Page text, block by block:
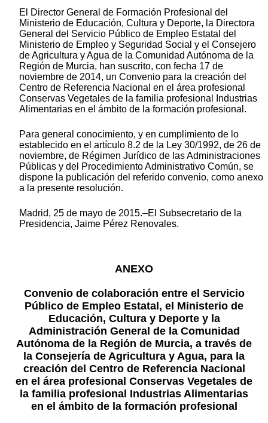
El Director General de Formación Profesional del
Ministerio de Educación, Cultura y Deporte, la Directora
General del Servicio Público de Empleo Estatal del
Ministerio de Empleo y Seguridad Social y el Consejero
de Agricultura y Agua de la Comunidad Autónoma de la
Región de Murcia, han suscrito, con fecha 17 de
noviembre de 2014, un Convenio para la creación del
Centro de Referencia Nacional en el área profesional
Conservas Vegetales de la familia profesional Industrias
Alimentarias en el ámbito de la formación profesional.
Para general conocimiento, y en cumplimiento de lo
establecido en el artículo 8.2 de la Ley 30/1992, de 26 de
noviembre, de Régimen Jurídico de las Administraciones
Públicas y del Procedimiento Administrativo Común, se
dispone la publicación del referido convenio, como anexo
a la presente resolución.
Madrid, 25 de mayo de 2015.–El Subsecretario de la
Presidencia, Jaime Pérez Renovales.
ANEXO
Convenio de colaboración entre el Servicio
Público de Empleo Estatal, el Ministerio de
Educación, Cultura y Deporte y la
Administración General de la Comunidad
Autónoma de la Región de Murcia, a través de
la Consejería de Agricultura y Agua, para la
creación del Centro de Referencia Nacional
en el área profesional Conservas Vegetales de
la familia profesional Industrias Alimentarias
en el ámbito de la formación profesional